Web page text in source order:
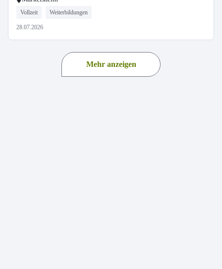
Vollzeit Weiterbildungen
28.07.2026
Mehr anzeigen